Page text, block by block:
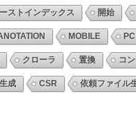
ストインデックス 開始
MOBILE PC
クローラ 置換 コ
成 CSR 依頼ファイル